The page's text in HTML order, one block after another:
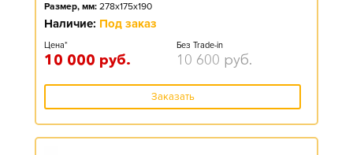
Размер, мм: 278x175x190
Наличие: Под заказ
Цена*
10 000 руб.
Без Trade-in
10 600 руб.
Заказать